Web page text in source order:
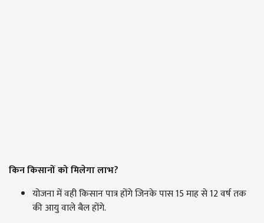
किन किसानों को मिलेगा लाभ?
योजना में वही किसान पात्र होंगे जिनके पास 15 माह से 12 वर्ष तक
की आयु वाले बैल होंगे.